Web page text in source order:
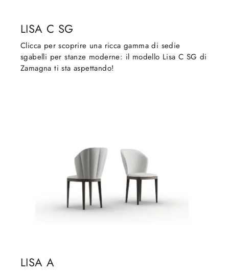
LISA C SG
Clicca per scoprire una ricca gamma di sedie
sgabelli per stanze moderne: il modello Lisa C SG di
Zamagna ti sta aspettando!
LISA A